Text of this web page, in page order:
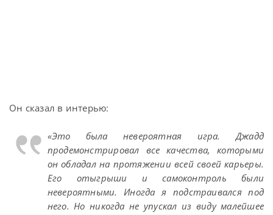
Он сказал в интерью:
«Это была невероятная игра. Джадд
продемонстрировал все качества, которыми
он обладал на протяжении всей своей карьеры.
Его отыгрыши и самоконтроль были
невероятными. Иногда я подстраивался под
него. Но никогда не упускал из виду малейшее